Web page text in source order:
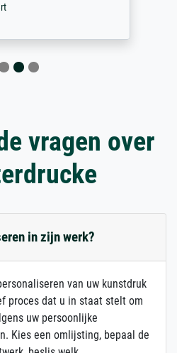
vragen over
in zijn werk?
van uw kunstdruk
proces dat u in staat stelt om
uw persoonlijke
Kies een omlijsting, bepaal de